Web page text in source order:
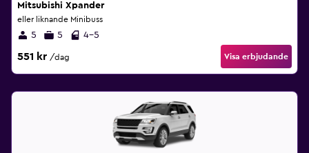
Mitsubishi Xpander
eller liknande Minibuss
5 5 4-5
551 kr /dag Visa erbjudande